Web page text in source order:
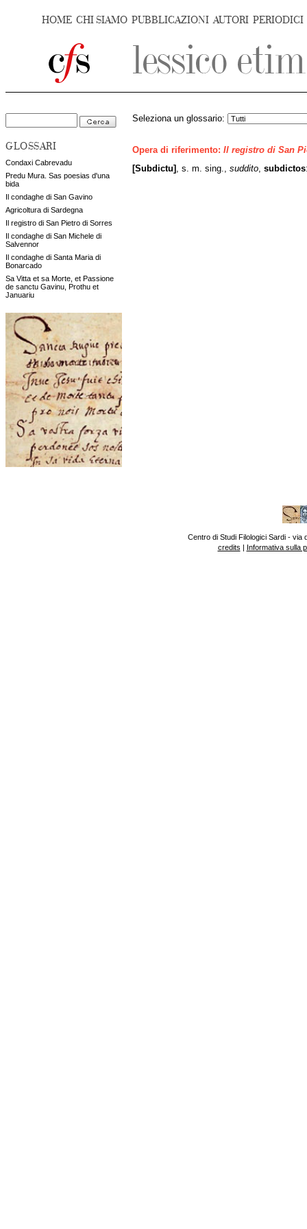
HOME CHI SIAMO PUBBLICAZIONI AUTORI PERIODICI
GLOSSARI
Condaxi Cabrevadu
Predu Mura. Sas poesias d'una
bida
Il condaghe di San Gavino
Agricoltura di Sardegna
Il registro di San Pietro di Sorres
Il condaghe di San Michele di
Salvennor
Il condaghe di Santa Maria di
Bonarcado
Sa Vitta et sa Morte, et Passione
de sanctu Gavinu, Prothu et
Januariu
Seleziona un glossario:
Opera di riferimento: Il registro di San
[Subdictu]
, s. m. sing., suddito subdictos
Centro di Studi Filologici Sardi - via
credits | Informativa sulla